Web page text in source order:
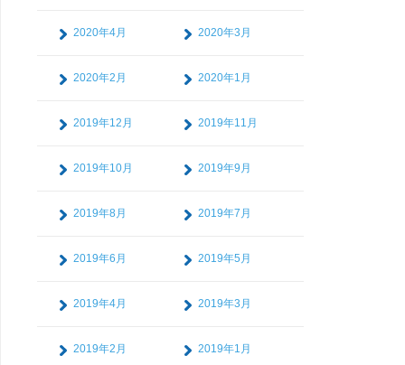
2020年4月 2020年3月
2020年2月 2020年1月
2019年12月 2019年11月
2019年10月 2019年9月
2019年8月 2019年7月
2019年6月 2019年5月
2019年4月 2019年3月
2019年2月 2019年1月